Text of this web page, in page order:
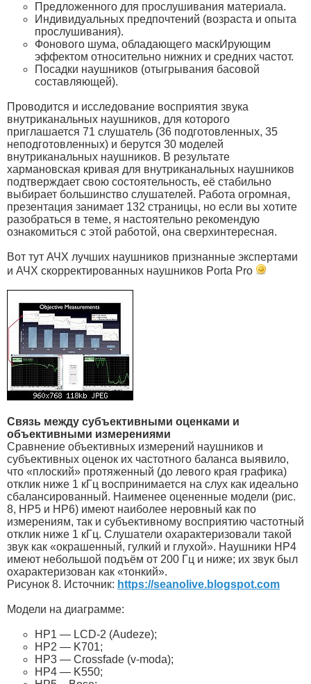
Предложенного для прослушивания материала.
Индивидуальных предпочтений (возраста и опыта
прослушивания).
Фонового шума, обладающего маскИрующим
эффектом относительно нижних и средних частот.
Посадки наушников (отыгрывания басовой
составляющей).
Проводится и исследование восприятия звука
внутриканальных наушников, для которого
приглашается 71 слушатель (36 подготовленных, 35
неподготовленных) и берутся 30 моделей
внутриканальных наушников. В результате
хармановская кривая для внутриканальных наушников
подтверждает свою состоятельность, её стабильно
выбирает большинство слушателей. Работа огромная,
презентация занимает 132 страницы, но если вы хотите
разобраться в теме, я настоятельно рекомендую
ознакомиться с этой работой, она сверхинтересная.
Вот тут АЧХ лучших наушников признанные экспертами
и АЧХ скорректированных наушников Porta Pro
Связь между субъективными оценками и
объективными измерениями
Сравнение объективных измерений наушников и
субъективных оценок их частотного баланса выявило,
что «плоский» протяженный (до левого края графика)
отклик ниже 1 кГц воспринимается на слух как идеально
сбалансированный. Наименее оцененные модели (рис.
8, HP5 и HP6) имеют наиболее неровный как по
измерениям, так и субъективному восприятию частотный
отклик ниже 1 кГц. Слушатели охарактеризовали такой
звук как «окрашенный, гулкий и глухой». Наушники HP4
имеют небольшой подъём от 200 Гц и ниже; их звук был
охарактеризован как «тонкий».
Рисунок 8. Источник: https://seanolive.blogspot.com
Модели на диаграмме:
HP1 — LCD-2 (Audeze);
HP2 — K701;
HP3 — Crossfade (v-moda);
HP4 — K550;